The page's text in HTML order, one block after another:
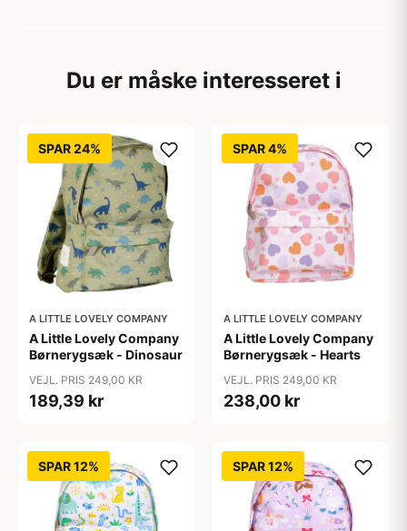
Du er måske interesseret i
SPAR 24%
A LITTLE LOVELY COMPANY
A Little Lovely Company
Børnerygsæk - Dinosaur
VEJL. PRIS 249,00 KR
189,39 kr
SPAR 4%
A LITTLE LOVELY COMPANY
A Little Lovely Company
Børnerygsæk - Hearts
VEJL. PRIS 249,00 KR
238,00 kr
SPAR 12% SPAR 12%